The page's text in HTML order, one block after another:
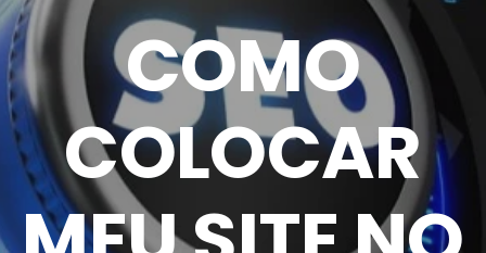
COMO
COLOCAR